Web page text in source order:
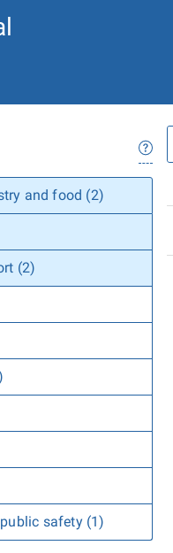
and food (2)
(2)
safety (1)